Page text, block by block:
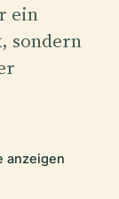
ein
sondern
anzeigen